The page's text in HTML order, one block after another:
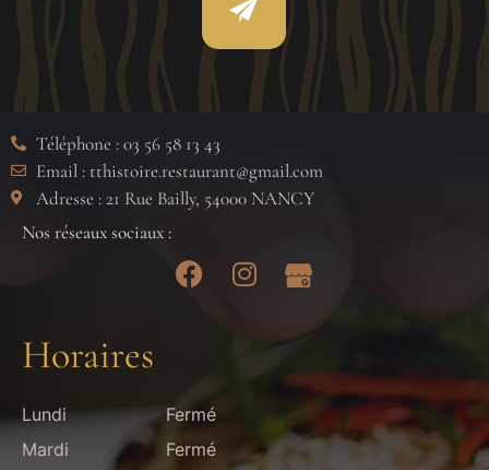
Téléphone : 03 56 58 13 43
Email : tthistoire.restaurant@gmail.com
Adresse : 21 Rue Bailly, 54000 NANCY
Nos réseaux sociaux :
Horaires
Lundi
Fermé
Mardi
Fermé